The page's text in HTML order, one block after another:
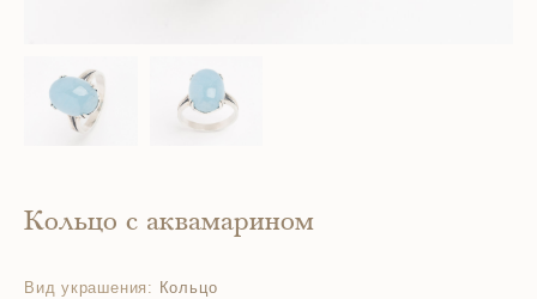
Кольцо с аквамарином
Вид украшения: Кольцо